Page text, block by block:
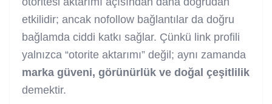
etkilidir; ancak nofollow bağlantılar da doğru
bağlamda ciddi katkı sağlar. Çünkü link profili
yalnızca “otorite aktarımı” değil; aynı zamanda
marka güveni, görünürlük ve doğal çeşitlilik
demektir.